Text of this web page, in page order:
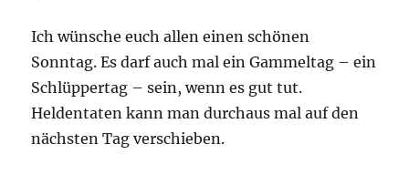
Ich wünsche euch allen einen schönen
Sonntag. Es darf auch mal ein Gammeltag – ein
Schlüppertag – sein, wenn es gut tut.
Heldentaten kann man durchaus mal auf den
nächsten Tag verschieben.